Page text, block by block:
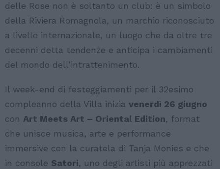
delle Rose non è soltanto un club: è un simbolo
della Riviera Romagnola, un marchio riconosciuto
a livello internazionale, un luogo che da oltre tre
decenni detta tendenze e anticipa i cambiamenti
del mondo dell’intrattenimento.
Il week-end di festeggiamenti per il 32esimo
compleanno della Villa inizia venerdì 26 giugno
con Art Meets Art – Oriental Edition, format
che unisce musica, arte e performance
immersive con la curatela di Tanja Monies e che
in console Satori, uno degli artisti più apprezzati